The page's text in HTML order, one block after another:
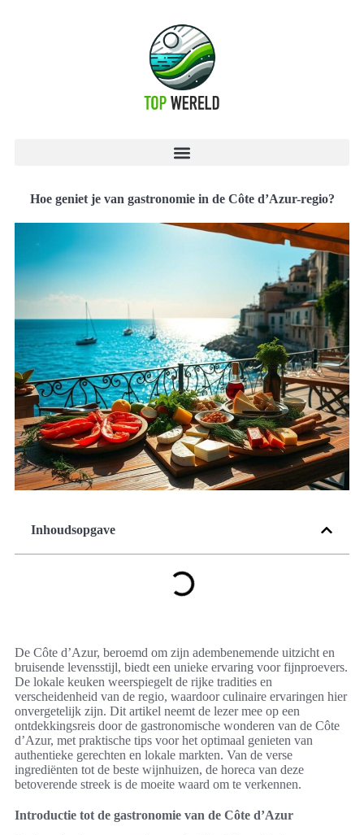
Hoe geniet je van gastronomie in de Côte d’Azur-regio?
Inhoudsopgave
De Côte d’Azur, beroemd om zijn adembenemende uitzicht en
bruisende levensstijl, biedt een unieke ervaring voor fijnproevers.
De lokale keuken weerspiegelt de rijke tradities en
verscheidenheid van de regio, waardoor culinaire ervaringen hier
onvergetelijk zijn. Dit artikel neemt de lezer mee op een
ontdekkingsreis door de gastronomische wonderen van de Côte
d’Azur, met praktische tips voor het optimaal genieten van
authentieke gerechten en lokale markten. Van de verse
ingrediënten tot de beste wijnhuizen, de horeca van deze
betoverende streek is de moeite waard om te verkennen.
Introductie tot de gastronomie van de Côte d’Azur